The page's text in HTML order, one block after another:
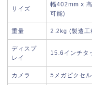
サイズ
幅402mm x
可能)
重量 2.2kg (製造工
ディスプ
レイ
15.6インチタ
カメラ 5メガピクセ